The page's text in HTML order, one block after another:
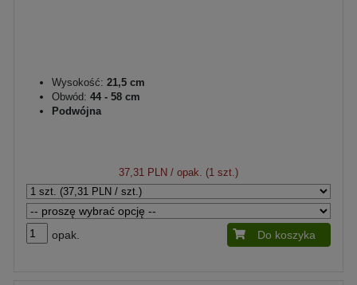
Wysokość: 21,5 cm
Obwód: 44 - 58 cm
Podwójna
37,31 PLN / opak. (1 szt.)
opak. Do koszyka